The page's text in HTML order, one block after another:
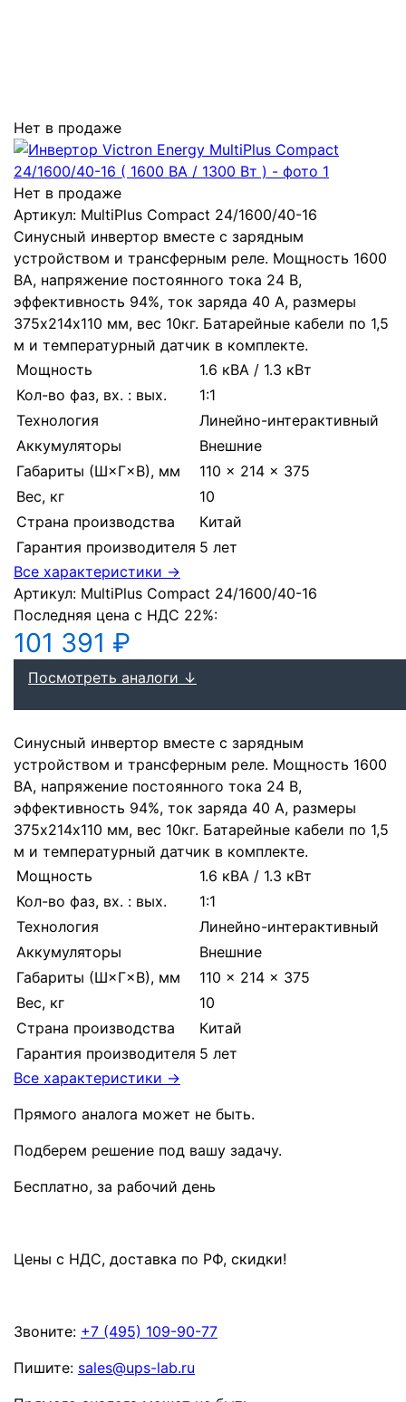
Нет в продаже
Нет в продаже
Артикул: MultiPlus Compact 24/1600/40-16
Синусный инвертор вместе с зарядным
устройством и трансферным реле. Мощность 1600
ВА, напряжение постоянного тока 24 В,
эффективность 94%, ток заряда 40 А, размеры
375х214х110 мм, вес 10кг. Батарейные кабели по 1,5
м и температурный датчик в комплекте.
Мощность
1.6 кВА / 1.3 кВт
Кол-во фаз, вх. : вых.
1:1
Технология
Линейно-интерактивный
Аккумуляторы
Внешние
Габариты (Ш×Г×В), мм
110 × 214 × 375
Вес, кг
10
Страна производства
Китай
Гарантия производителя 5 лет
Все характеристики →
Артикул: MultiPlus Compact 24/1600/40-16
Последняя цена с НДС 22%:
101 391 ₽
Посмотреть аналоги ↓
Синусный инвертор вместе с зарядным
устройством и трансферным реле. Мощность 1600
ВА, напряжение постоянного тока 24 В,
эффективность 94%, ток заряда 40 А, размеры
375х214х110 мм, вес 10кг. Батарейные кабели по 1,5
м и температурный датчик в комплекте.
Мощность
1.6 кВА / 1.3 кВт
Кол-во фаз, вх. : вых.
1:1
Технология
Линейно-интерактивный
Аккумуляторы
Внешние
Габариты (Ш×Г×В), мм
110 × 214 × 375
Вес, кг
10
Страна производства
Китай
Гарантия производителя 5 лет
Все характеристики →
Прямого аналога может не быть.
Подберем решение под вашу задачу.
Бесплатно, за рабочий день
Цены с НДС, доставка по РФ, скидки!
Звоните: +7 (495) 109-90-77
Пишите: sales@ups-lab.ru